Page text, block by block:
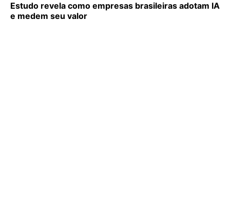
Estudo revela como empresas brasileiras adotam IA
e medem seu valor